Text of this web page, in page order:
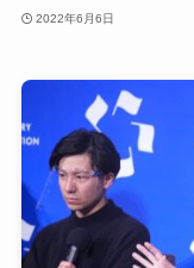
2022年6月6日